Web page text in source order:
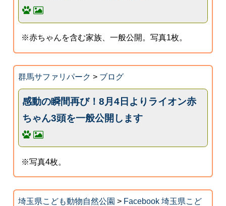
※赤ちゃんを含む家族、一般公開。写真1枚。
群馬サファリパーク > ブログ
感動の瞬間再び！8月4日よりライオン赤
ちゃん3頭を一般公開します
※写真4枚。
埼玉県こども動物自然公園 > Facebook 埼玉県こど